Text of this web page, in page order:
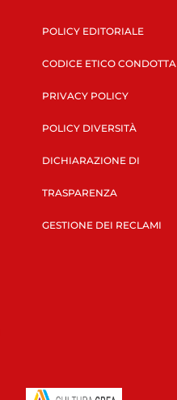
POLICY EDITORIALE
CODICE ETICO CONDOTTA
PRIVACY POLICY
POLICY DIVERSITÀ
DICHIARAZIONE DI
TRASPARENZA
GESTIONE DEI RECLAMI